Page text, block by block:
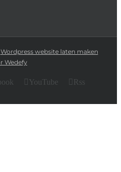
Wordpress website laten maken
Wedefy
YouTube Rss